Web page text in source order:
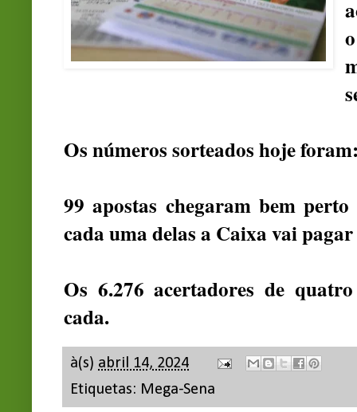
Os números sorteados hoje
99 apostas chegaram bem
cada uma delas a Caixa vai
Os 6.276 acertadores de
cada.
à(s) abril 14, 2024
Etiquetas: Mega-Sena